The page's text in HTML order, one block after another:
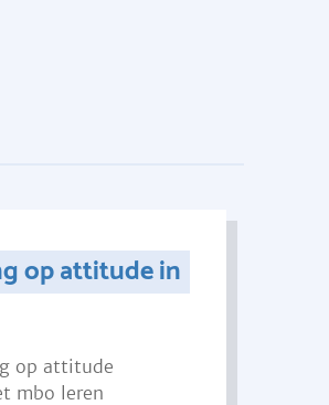
op attitude in
op attitude
mbo leren